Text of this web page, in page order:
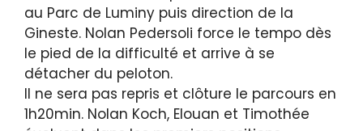
au Parc de Luminy puis direction de la
Gineste. Nolan Pedersoli force le tempo dès
le pied de la difficulté et arrive à se
détacher du peloton.
Il ne sera pas repris et clôture le parcours en
1h20min. Nolan Koch, Elouan et Timothée